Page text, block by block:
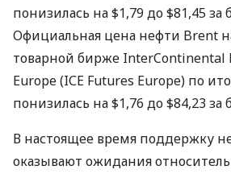
понизилась на $1,79 до $81,45 за
Официальная цена нефти Brent
товарной бирже InterContinental
Europe (IСE Futures Europe) по
понизилась на $1,76 до $84,23 за
В настоящее время поддержку
оказывают ожидания